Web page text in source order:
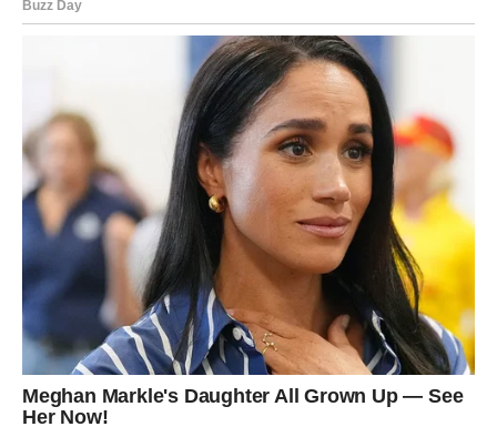
A ono što dolazi moglo bi vam potpuno promijeniti život.
Zvijezde vam donose mnogo jaču energiju uspjeha,
novca i sigurnosti.
Mnogi Ovnovi će tokom ovog perioda konačno uspjeti
ostvariti ono što su dugo priželjkivali i osjetiti da se trud
konačno isplatio.
Zato ne ignorišite znakove koje vam sudbina šalje.
Baš u ovom periodu mogli biste napraviti veliki korak
prema životu o kojem dugo maštate.